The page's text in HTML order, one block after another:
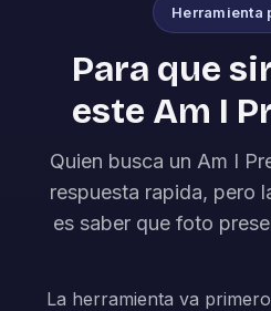
Herramienta
Para que
este Am I
Quien busca un Am I
respuesta rapida, pero
es saber que foto
La herramienta va